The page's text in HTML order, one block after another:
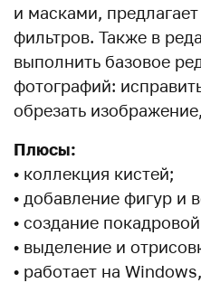
и масками,
фильтров. Также в
выполнить базовое
фотографий:
обрезать
Плюсы:
• коллекция кистей;
• добавление фигур и
• создание
• выделение и
• работает на